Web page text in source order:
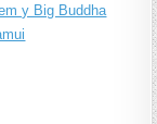
y Big Buddha